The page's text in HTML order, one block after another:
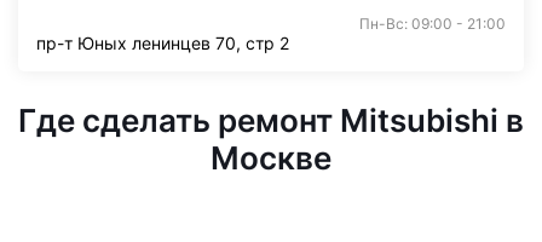
Пн-Вс: 09:00 - 21:00
пр-т Юных ленинцев 70, стр 2
Где сделать ремонт Mitsubishi в
Москве